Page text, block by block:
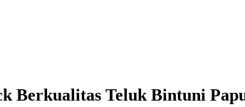
Berkualitas Teluk Bintuni